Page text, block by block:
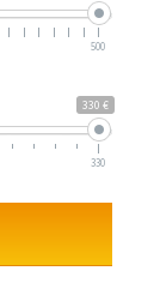
500
330 €
330